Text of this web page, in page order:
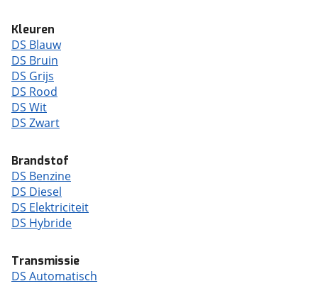
Kleuren
DS Blauw
DS Bruin
DS Grijs
DS Rood
DS Wit
DS Zwart
Brandstof
DS Benzine
DS Diesel
DS Elektriciteit
DS Hybride
Transmissie
DS Automatisch